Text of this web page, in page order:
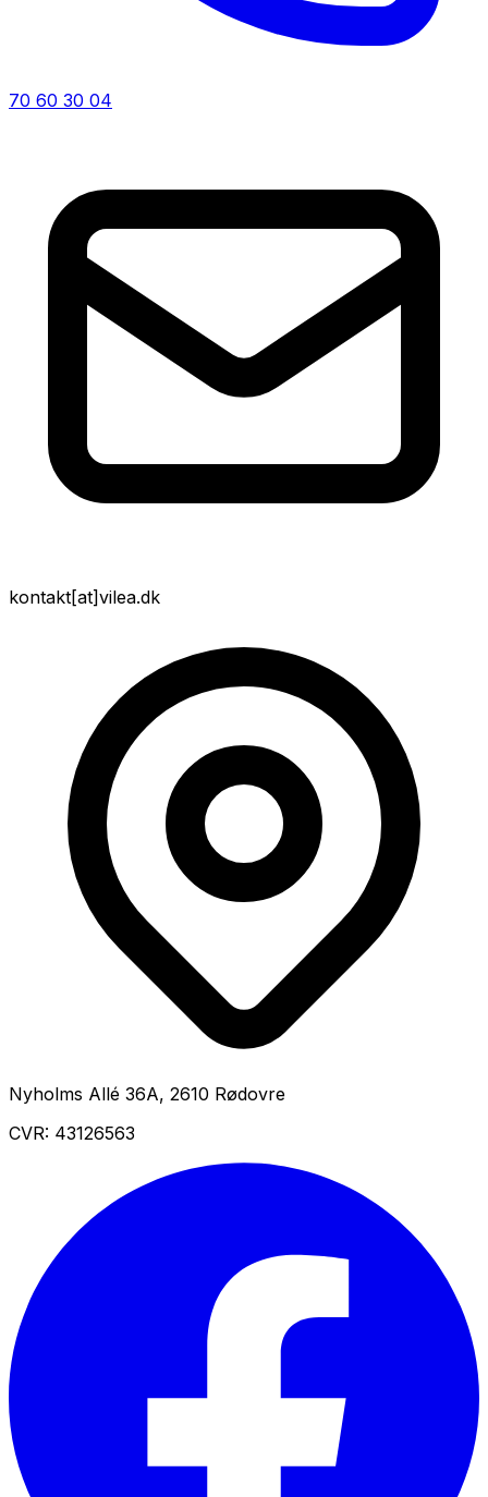
70 60 30 04
kontakt[at]vilea.dk
Nyholms Allé 36A, 2610 Rødovre
CVR: 43126563